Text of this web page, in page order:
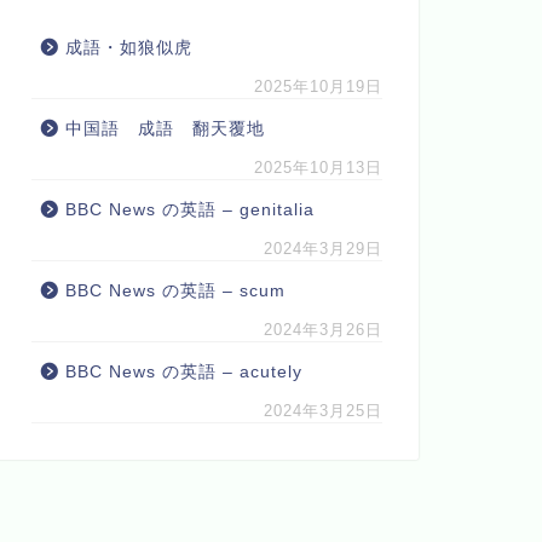
成語・如狼似虎
2025年10月19日
中国語 成語 翻天覆地
2025年10月13日
BBC News の英語 – genitalia
2024年3月29日
BBC News の英語 – scum
2024年3月26日
BBC News の英語 – acutely
2024年3月25日